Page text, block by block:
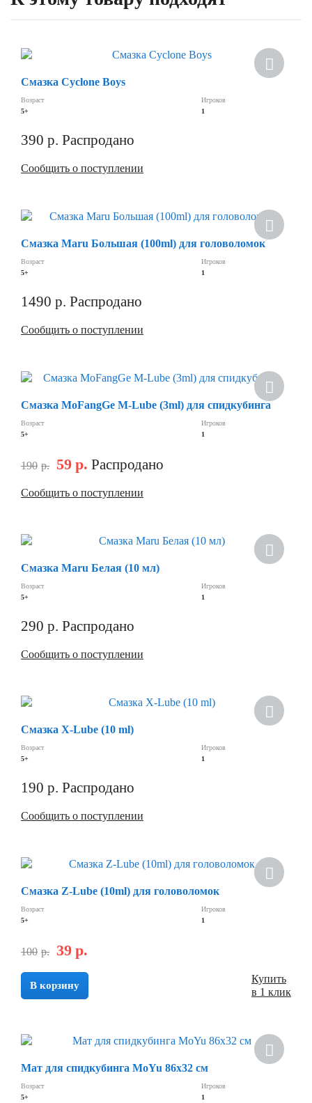
Смазка Cyclone Boys
Возраст
5+
Игроков
1
390 р. Распродано
Сообщить о поступлении
Смазка Maru Большая (100ml) для головоломок
Возраст
5+
Игроков
1
1490 р. Распродано
Сообщить о поступлении
Смазка MoFangGe M-Lube (3ml) для спидкубинга
Возраст
5+
Игроков
1
190 р. 59 р. Распродано
Сообщить о поступлении
Смазка Maru Белая (10 мл)
Возраст
5+
Игроков
1
290 р. Распродано
Сообщить о поступлении
Смазка X-Lube (10 ml)
Возраст
5+
Игроков
1
190 р. Распродано
Сообщить о поступлении
Смазка Z-Lube (10ml) для головоломок
Возраст
5+
Игроков
1
100 р. 39 р.
В корзину
Купить
в 1 клик
Мат для спидкубинга MoYu 86х32 см
Возраст
5+
Игроков
1